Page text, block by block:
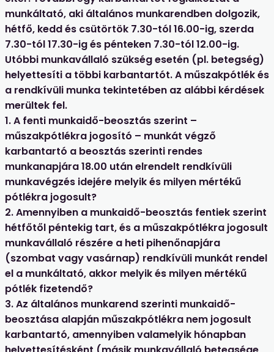
munkáltató, aki általános munkarendben dolgozik,
hétfő, kedd és csütörtök 7.30-tól 16.00-ig, szerda
7.30-tól 17.30-ig és pénteken 7.30-tól 12.00-ig.
Utóbbi munkavállaló szükség esetén (pl. betegség)
helyettesíti a többi karbantartót. A műszakpótlék és
a rendkívüli munka tekintetében az alábbi kérdések
merültek fel.
1. A fenti munkaidő-beosztás szerint –
műszakpótlékra jogosító – munkát végző
karbantartó a beosztás szerinti rendes
munkanapjára 18.00 után elrendelt rendkívüli
munkavégzés idejére melyik és milyen mértékű
pótlékra jogosult?
2. Amennyiben a munkaidő-beosztás fentiek szerint
hétfőtől péntekig tart, és a műszakpótlékra jogosult
munkavállaló részére a heti pihenőnapjára
(szombat vagy vasárnap) rendkívüli munkát rendel
el a munkáltató, akkor melyik és milyen mértékű
pótlék fizetendő?
3. Az általános munkarend szerinti munkaidő-
beosztása alapján műszakpótlékra nem jogosult
karbantartó, amennyiben valamelyik hónapban